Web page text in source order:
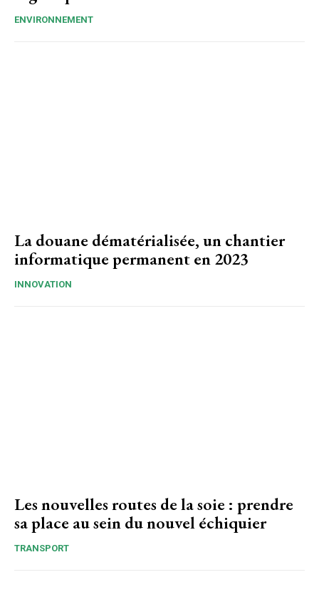
ENVIRONNEMENT
La douane dématérialisée, un chantier
informatique permanent en 2023
INNOVATION
Les nouvelles routes de la soie : prendre
sa place au sein du nouvel échiquier
TRANSPORT